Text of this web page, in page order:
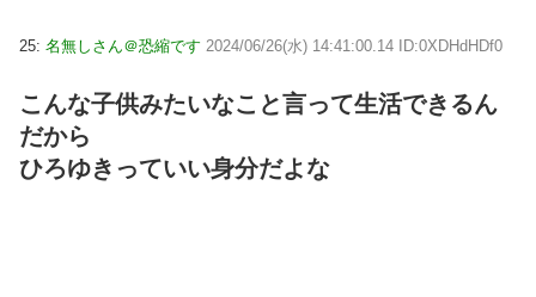
25: 名無しさん＠恐縮です 2024/06/26(水) 14:41:00.14 ID:0XDHdHDf0
こんな子供みたいなこと言って生活できるん
だから
ひろゆきっていい身分だよな